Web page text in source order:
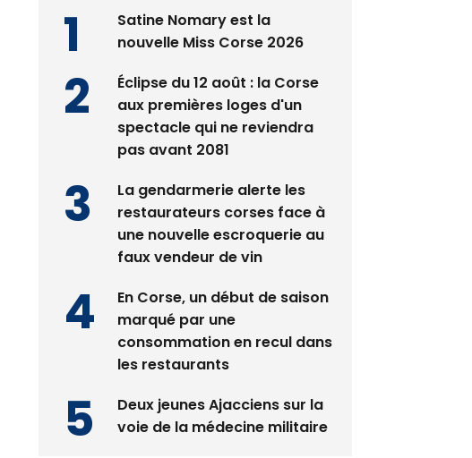
Satine Nomary est la
nouvelle Miss Corse 2026
Éclipse du 12 août : la Corse
aux premières loges d'un
spectacle qui ne reviendra
pas avant 2081
La gendarmerie alerte les
restaurateurs corses face à
une nouvelle escroquerie au
faux vendeur de vin
En Corse, un début de saison
marqué par une
consommation en recul dans
les restaurants
Deux jeunes Ajacciens sur la
voie de la médecine militaire